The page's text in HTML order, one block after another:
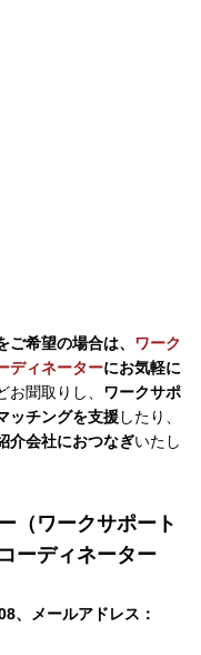
希望の場合は、 ワーク
ディネーターにお気軽に
お聞取りし、 ワークサポ
ッチングを支援したり、
介会社におつなぎいたし
（ワークサポート
ーディネーター
、メールアドレス：